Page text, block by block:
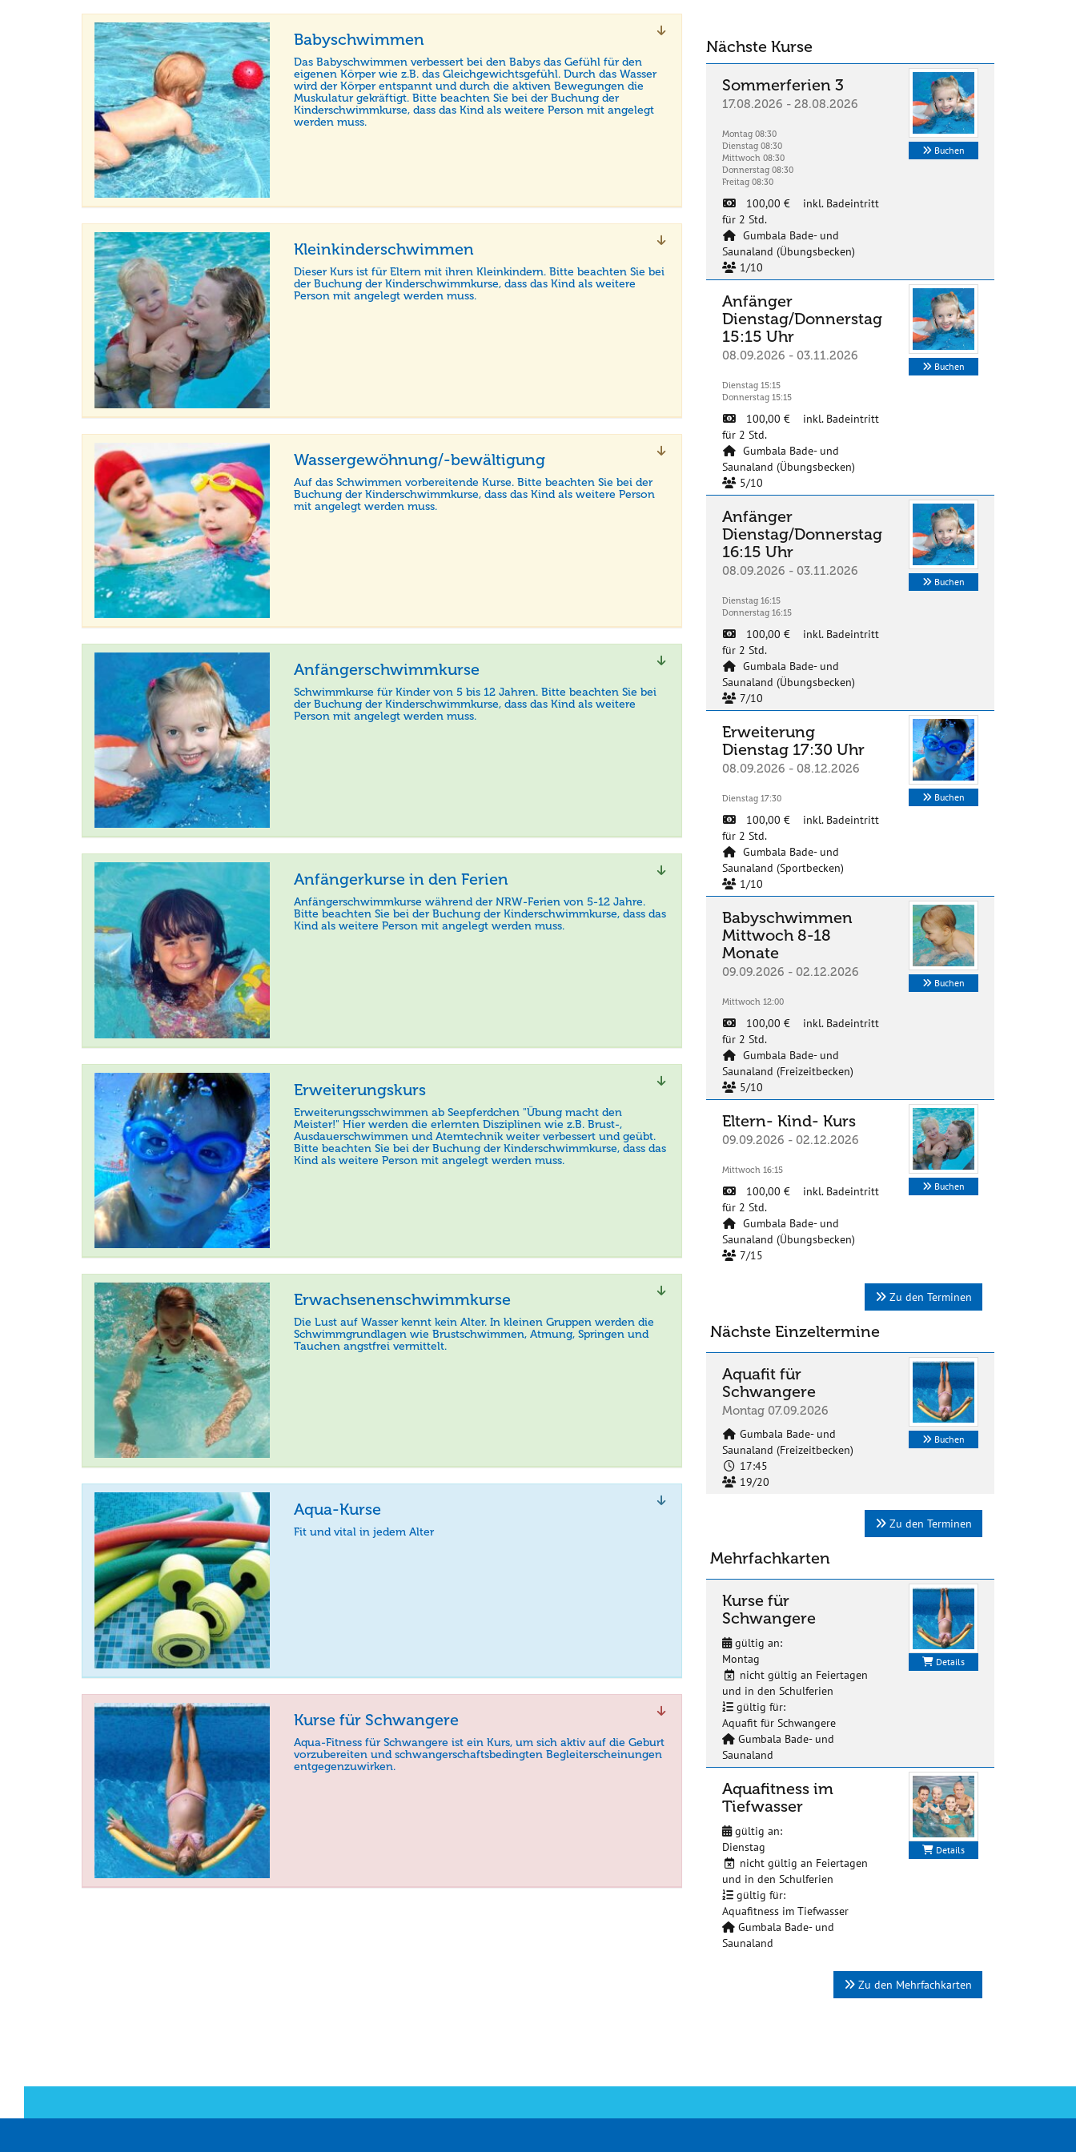
Babyschwimmen
Das Babyschwimmen verbessert bei den Babys das Gefühl für den
eigenen Körper wie z.B. das Gleichgewichtsgefühl. Durch das Wasser
wird der Körper entspannt und durch die aktiven Bewegungen die
Muskulatur gekräftigt. Bitte beachten Sie bei der Buchung der
Kinderschwimmkurse, dass das Kind als weitere Person mit angelegt
werden muss.
Kleinkinderschwimmen
Dieser Kurs ist für Eltern mit ihren Kleinkindern. Bitte beachten Sie bei
der Buchung der Kinderschwimmkurse, dass das Kind als weitere
Person mit angelegt werden muss.
Wassergewöhnung/-bewältigung
Auf das Schwimmen vorbereitende Kurse. Bitte beachten Sie bei der
Buchung der Kinderschwimmkurse, dass das Kind als weitere Person
mit angelegt werden muss.
Anfängerschwimmkurse
Schwimmkurse für Kinder von 5 bis 12 Jahren. Bitte beachten Sie bei
der Buchung der Kinderschwimmkurse, dass das Kind als weitere
Person mit angelegt werden muss.
Anfängerkurse in den Ferien
Anfängerschwimmkurse während der NRW-Ferien von 5-12 Jahre.
Bitte beachten Sie bei der Buchung der Kinderschwimmkurse, dass das
Kind als weitere Person mit angelegt werden muss.
Erweiterungskurs
Erweiterungsschwimmen ab Seepferdchen "Übung macht den
Meister!" Hier werden die erlernten Disziplinen wie z.B. Brust-,
Ausdauerschwimmen und Atemtechnik weiter verbessert und geübt.
Bitte beachten Sie bei der Buchung der Kinderschwimmkurse, dass das
Kind als weitere Person mit angelegt werden muss.
Erwachsenenschwimmkurse
Die Lust auf Wasser kennt kein Alter. In kleinen Gruppen werden die
Schwimmgrundlagen wie Brustschwimmen, Atmung, Springen und
Tauchen angstfrei vermittelt.
Aqua-Kurse
Fit und vital in jedem Alter
Kurse für Schwangere
Aqua-Fitness für Schwangere ist ein Kurs, um sich aktiv auf die Geburt
vorzubereiten und schwangerschaftsbedingten Begleiterscheinungen
entgegenzuwirken.
Nächste Kurse
Sommerferien 3
17.08.2026 - 28.08.2026
Montag 08:30
Dienstag 08:30
Mittwoch 08:30
Donnerstag 08:30
Freitag 08:30
100,00 € inkl. Badeintritt
für 2 Std.
Gumbala Bade- und
Saunaland (Übungsbecken)
1/10
Buchen
Anfänger
Dienstag/Donnerstag
15:15 Uhr
08.09.2026 - 03.11.2026
Dienstag 15:15
Donnerstag 15:15
100,00 € inkl. Badeintritt
für 2 Std.
Gumbala Bade- und
Saunaland (Übungsbecken)
5/10
Buchen
Anfänger
Dienstag/Donnerstag
16:15 Uhr
08.09.2026 - 03.11.2026
Dienstag 16:15
Donnerstag 16:15
100,00 € inkl. Badeintritt
für 2 Std.
Gumbala Bade- und
Saunaland (Übungsbecken)
7/10
Buchen
Erweiterung
Dienstag 17:30 Uhr
08.09.2026 - 08.12.2026
Dienstag 17:30
100,00 € inkl. Badeintritt
für 2 Std.
Gumbala Bade- und
Saunaland (Sportbecken)
1/10
Buchen
Babyschwimmen
Mittwoch 8-18
Monate
09.09.2026 - 02.12.2026
Mittwoch 12:00
100,00 € inkl. Badeintritt
für 2 Std.
Gumbala Bade- und
Saunaland (Freizeitbecken)
5/10
Buchen
Eltern- Kind- Kurs
09.09.2026 - 02.12.2026
Mittwoch 16:15
100,00 € inkl. Badeintritt
für 2 Std.
Gumbala Bade- und
Saunaland (Übungsbecken)
7/15
Buchen
Zu den Terminen
Nächste Einzeltermine
Aquafit für
Schwangere
Montag 07.09.2026
Gumbala Bade- und
Saunaland (Freizeitbecken)
17:45
19/20
Buchen
Zu den Terminen
Mehrfachkarten
Kurse für
Schwangere
gültig an:
Montag
nicht gültig an Feiertagen
und in den Schulferien
gültig für:
Aquafit für Schwangere
Gumbala Bade- und
Saunaland
Details
Aquafitness im
Tiefwasser
gültig an:
Dienstag
nicht gültig an Feiertagen
und in den Schulferien
gültig für:
Aquafitness im Tiefwasser
Gumbala Bade- und
Saunaland
Details
Zu den Mehrfachkarten